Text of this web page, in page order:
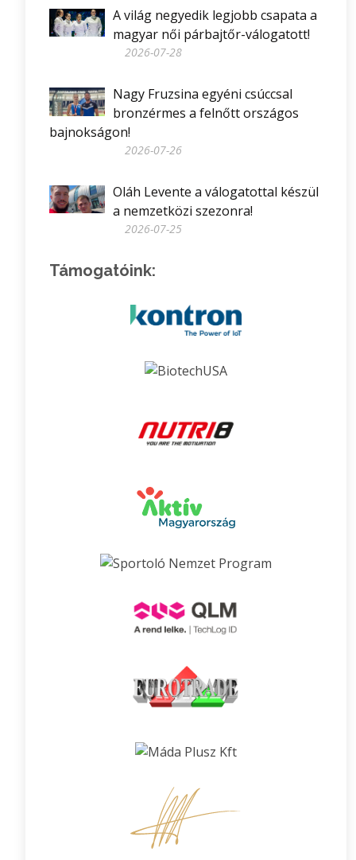
A világ negyedik legjobb csapata a
magyar női párbajtőr-válogatott!
2026-07-28
Nagy Fruzsina egyéni csúccsal
bronzérmes a felnőtt országos
bajnokságon!
2026-07-26
Oláh Levente a válogatottal készül
a nemzetközi szezonra!
2026-07-25
Támogatóink: